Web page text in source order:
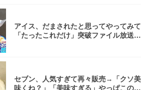
アイス、だまされたと思ってやってみて
「たったこれだけ」突破ファイル放送で
セブン、人気すぎて再々販売→「クソ美
味くね？」「美味すぎる」やっぱこのク